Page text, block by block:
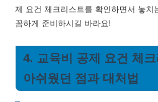
제 요건 체크리스트를 확인하면서 놓치
꼼하게 준비하시길 바라요!
4. 교육비 공제 요건 체
아쉬웠던 점과 대처법